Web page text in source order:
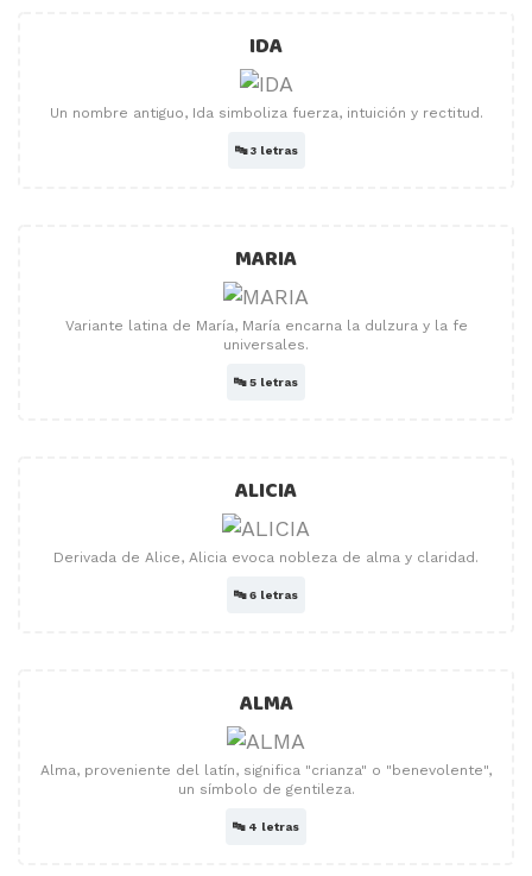
IDA
Un nombre antiguo, Ida simboliza fuerza, intuición y rectitud.
🔤3 letras
MARIA
Variante latina de María, María encarna la dulzura y la fe
universales.
🔤5 letras
ALICIA
Derivada de Alice, Alicia evoca nobleza de alma y claridad.
🔤6 letras
ALMA
Alma, proveniente del latín, significa "crianza" o "benevolente",
un símbolo de gentileza.
🔤 4 letras